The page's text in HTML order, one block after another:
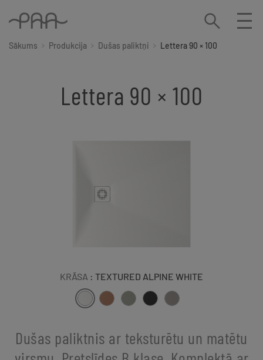
Sākums Produkcija Dušas paliktņi Lettera 90 × 100
Lettera 90 × 100
KRĀSA : TEXTURED ALPINE WHITE
Dušas paliktnis ar teksturētu un matētu